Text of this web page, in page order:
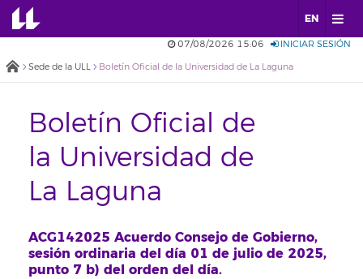
EN
07/08/2026 15:06 INICIAR SESIÓN
Sede de la ULL Boletín Oficial de la Universidad de La Laguna
Boletín Oficial de
la Universidad de
La Laguna
ACG142025 Acuerdo Consejo de Gobierno,
sesión ordinaria del día 01 de julio de 2025,
punto 7 b) del orden del día.